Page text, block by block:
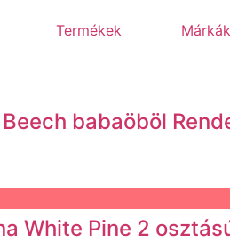
Termékek Márkák
babaöböl
White Pine 2